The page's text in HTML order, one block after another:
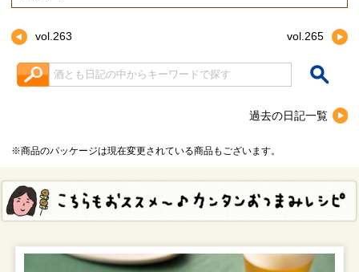
vol.263 vol.265
検索キーワード入力
過去の日記一覧
※商品のパッケージは現在変更されている商品もございます。